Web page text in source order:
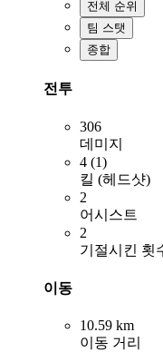
전체 순위
팀 스탯
종합
전투
306
데미지
4 (1)
킬 (헤드샷)
2
어시스트
2
기절시킨 횟
이동
10.59 km
이동 거리